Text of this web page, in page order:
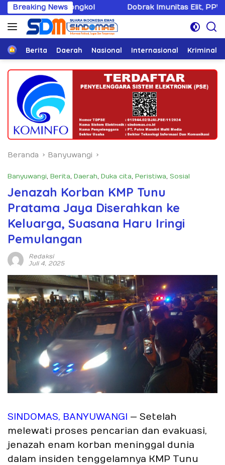
Langsung
ke
konten
Breaking NewsDobrak Imunitas Elit, PPWI Minta Mabes
HomeBerita Daerah Nasional Internasional Kriminal
Beranda Banyuwangi
Banyuwangi, Berita, Daerah, Duka cita, Peristiwa, Sosial
Jenazah Korban KMP Tunu
Pratama Jaya Diserahkan ke
Keluarga, Suasana Haru Iringi
Pemulangan
Redaksi
Juli 4, 2025
SINDOMAS, BANYUWANGI — Setelah
melewati proses pencarian dan evakuasi,
jenazah enam korban meninggal dunia
dalam insiden tenggelamnya KMP Tunu